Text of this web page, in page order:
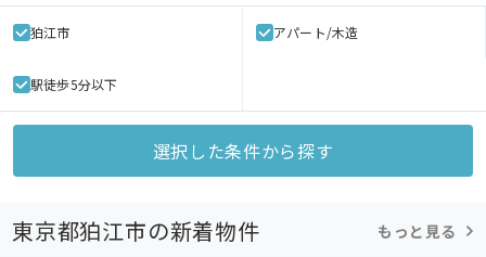
狛江市 アパート/木造
駅徒歩5分以下
選択した条件から探す
東京都狛江市の新着物件 もっと見る